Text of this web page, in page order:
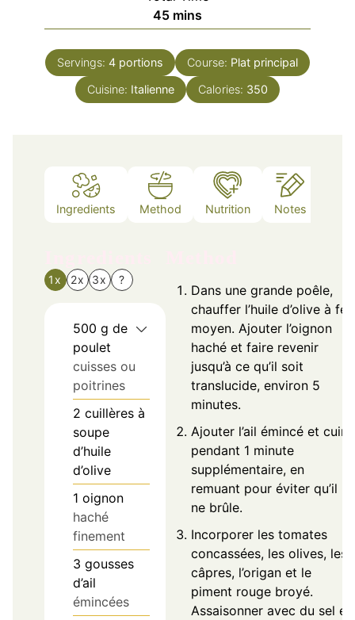
45minutes
mins
Servings: 4 portions Course: Plat principal
Cuisine: Italienne Calories: 350
Ingredients Method Nutrition Notes
1x 2x 3x ?
500 g de
poulet
cuisses ou
poitrines
2 cuillères à
soupe
d’huile
d’olive
1 oignon
haché
finement
3 gousses
d’ail
émincées
Dans une grande poêle,
chauffer l’huile d’olive à feu
moyen. Ajouter l’oignon
haché et faire revenir
jusqu’à ce qu’il soit
translucide, environ 5
minutes.
Ajouter l’ail émincé et cuire
pendant 1 minute
supplémentaire, en
remuant pour éviter qu’il
ne brûle.
Incorporer les tomates
concassées, les olives, les
câpres, l’origan et le
piment rouge broyé.
Assaisonner avec du sel et